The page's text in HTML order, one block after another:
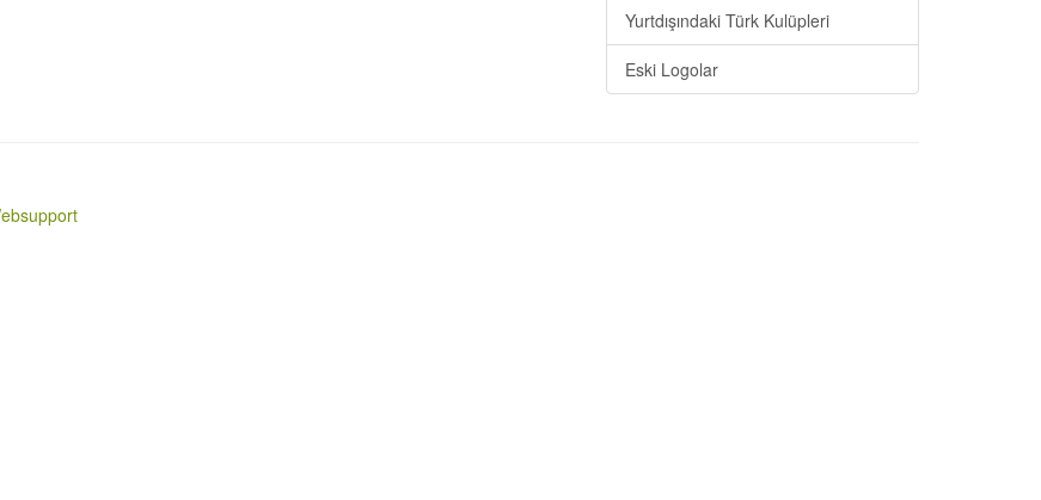
Yurtdışındaki Türk Kulüpleri
Eski Logolar